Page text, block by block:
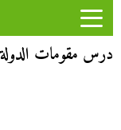
درس مقومات الدولة